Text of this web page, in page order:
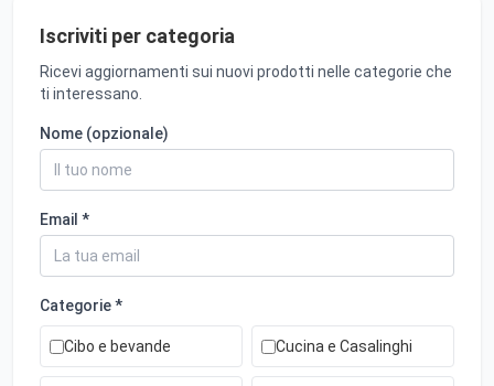
Iscriviti per categoria
Ricevi aggiornamenti sui nuovi prodotti nelle categorie che
ti interessano.
Nome (opzionale)
Email *
Categorie *
Cibo e bevande Cucina e Casalinghi